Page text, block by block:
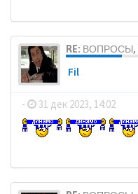
RE:
Fil
- 31 дек 2023, 14:02